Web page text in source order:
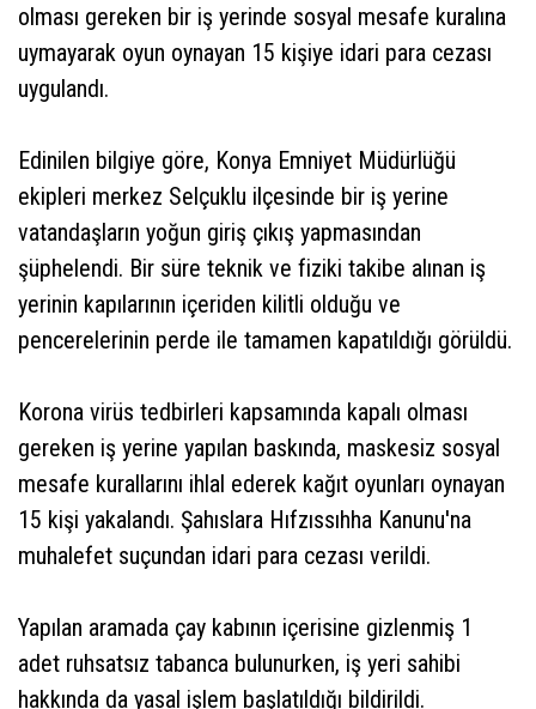
olması gereken bir iş yerinde sosyal mesafe kuralına
uymayarak oyun oynayan 15 kişiye idari para cezası
uygulandı.
Edinilen bilgiye göre, Konya Emniyet Müdürlüğü
ekipleri merkez Selçuklu ilçesinde bir iş yerine
vatandaşların yoğun giriş çıkış yapmasından
şüphelendi. Bir süre teknik ve fiziki takibe alınan iş
yerinin kapılarının içeriden kilitli olduğu ve
pencerelerinin perde ile tamamen kapatıldığı görüldü.
Korona virüs tedbirleri kapsamında kapalı olması
gereken iş yerine yapılan baskında, maskesiz sosyal
mesafe kurallarını ihlal ederek kağıt oyunları oynayan
15 kişi yakalandı. Şahıslara Hıfzıssıhha Kanunu'na
muhalefet suçundan idari para cezası verildi.
Yapılan aramada çay kabının içerisine gizlenmiş 1
adet ruhsatsız tabanca bulunurken, iş yeri sahibi
hakkında da yasal işlem başlatıldığı bildirildi.